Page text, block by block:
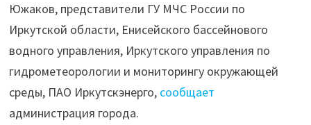
Южаков, представители ГУ МЧС России по
Иркутской области, Енисейского бассейнового
водного управления, Иркутского управления по
гидрометеорологии и мониторингу окружающей
среды, ПАО Иркутскэнерго, сообщает
администрация города.